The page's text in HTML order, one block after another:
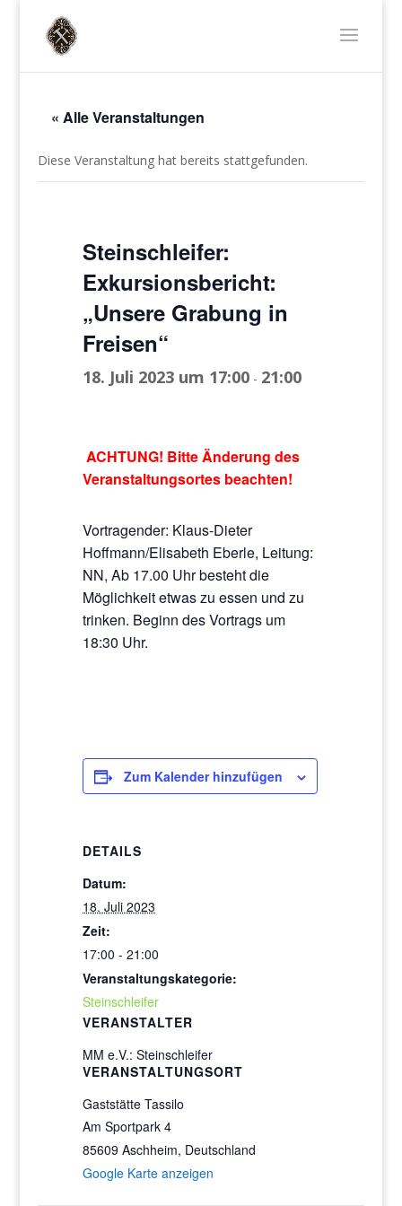
« Alle Veranstaltungen
Diese Veranstaltung hat bereits stattgefunden.
Steinschleifer:
Exkursionsbericht:
„Unsere Grabung in
Freisen“
18. Juli 2023 um 17:00 - 21:00
ACHTUNG! Bitte Änderung des
Veranstaltungsortes beachten!
Vortragender: Klaus-Dieter
Hoffmann/Elisabeth Eberle, Leitung:
NN, Ab 17.00 Uhr besteht die
Möglichkeit etwas zu essen und zu
trinken. Beginn des Vortrags um
18:30 Uhr.
Zum Kalender hinzufügen
DETAILS
Datum:
18. Juli 2023
Zeit:
17:00 - 21:00
Veranstaltungskategorie:
Steinschleifer
VERANSTALTUNGSORT
Gaststätte Tassilo
Am Sportpark 4
85609 Aschheim, Deutschland
Google Karte anzeigen
VERANSTALTER
MM e.V.: Steinschleifer